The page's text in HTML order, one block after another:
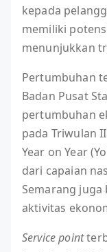
kepada
memiliki
menunjukkan
Pertumbuhan
Badan Pusat
pertumbuhan
pada Triwulan
Year on Year
dari capaian
Semarang
aktivitas
Service point